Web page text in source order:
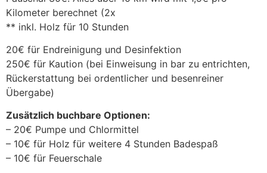
Kilometer berechnet (2x
** inkl. Holz für 10 Stunden
20€ für Endreinigung und Desinfektion
250€ für Kaution (bei Einweisung in bar zu entrichten,
Rückerstattung bei ordentlicher und besenreiner
Übergabe)
Zusätzlich buchbare Optionen:
– 20€ Pumpe und Chlormittel
– 10€ für Holz für weitere 4 Stunden Badespaß
– 10€ für Feuerschale